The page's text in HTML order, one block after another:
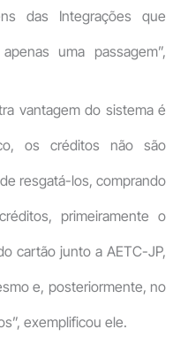
das Integrações que
uma passagem”,
vantagem do sistema é
os créditos não são
resgatá-los, comprando
primeiramente o
cartão junto a AETC-JP,
e, posteriormente, no
exemplificou ele.